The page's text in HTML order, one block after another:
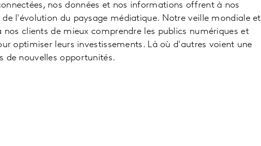
nos données et nos informations offrent à nos
l'évolution du paysage médiatique. Notre veille mondiale et
clients de mieux comprendre les publics numériques et
optimiser leurs investissements. Là où d'autres voient une
de nouvelles opportunités.